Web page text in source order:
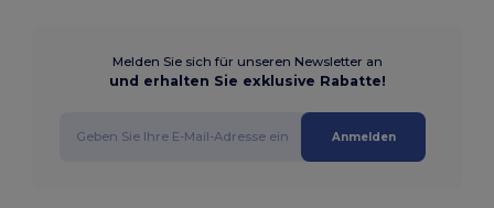
Melden Sie sich für unseren Newsletter an
und erhalten Sie exklusive Rabatte!
Anmelden